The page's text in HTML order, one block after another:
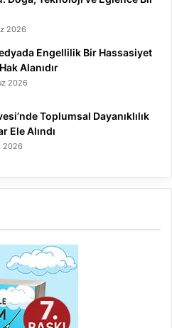
2026
Engellilik Bir Hassasiyet
Alanıdır
2026
Toplumsal Dayanıklılık
Ele Alındı
2026